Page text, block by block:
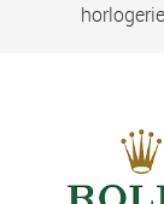
horlogerie